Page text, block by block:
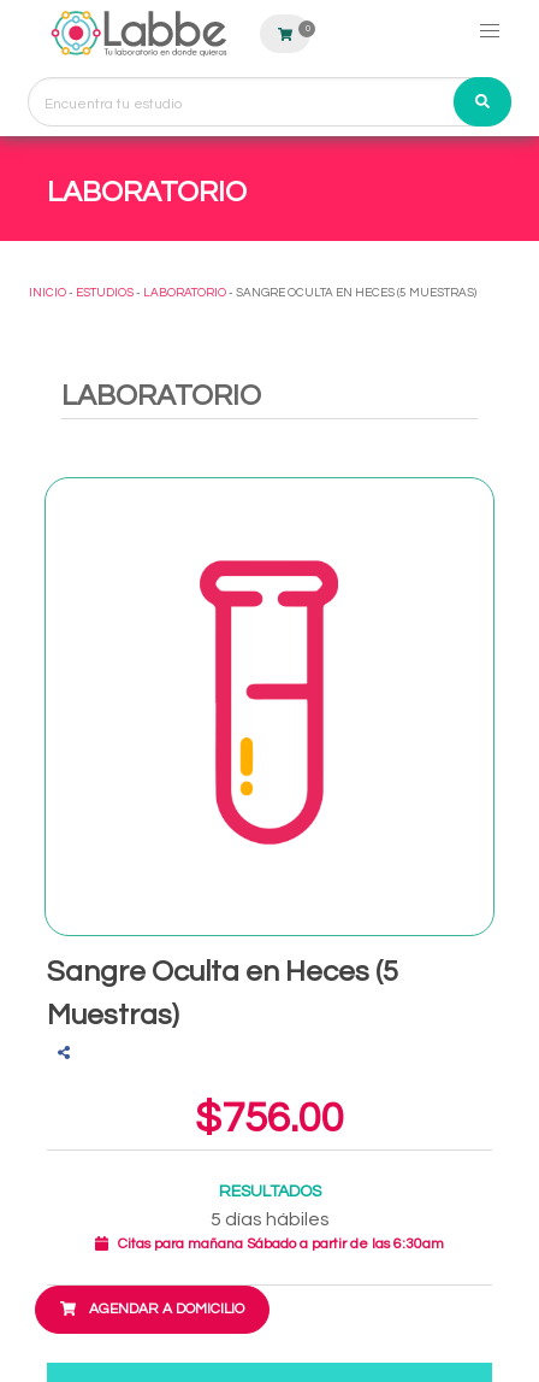
0
LABORATORIO
INICIO - ESTUDIOS - LABORATORIO - SANGRE OCULTA EN HECES (5 MUESTRAS)
LABORATORIO
Sangre Oculta en Heces (5
Muestras)
$756.00
RESULTADOS
5 días hábiles
Citas para mañana Sábado a partir de las 6:30am
AGENDAR A DOMICILIO